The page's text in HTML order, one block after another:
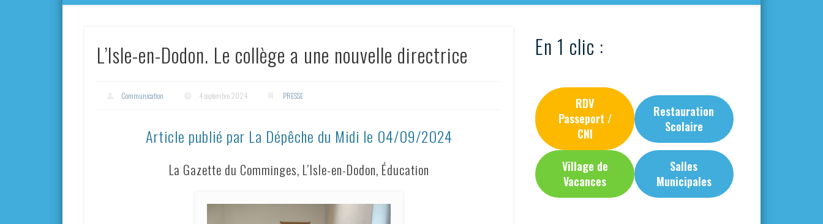
L’Isle-en-Dodon. Le collège a une nouvelle directrice
Communication 4 septembre 2024 PRESSE
Article publié par La Dépêche du Midi le 04/09/2024
La Gazette du Comminges, L’Isle-en-Dodon, Éducation
En 1 clic :
RDV
Passeport /
CNI
Restauration
Scolaire
Village de
Vacances
Salles
Municipales